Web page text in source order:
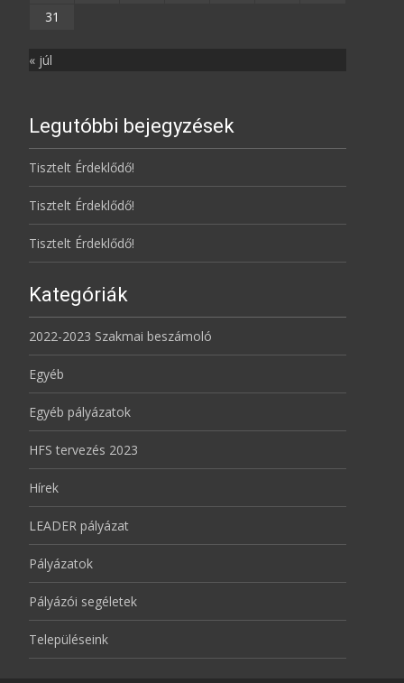
31
« júl
Legutóbbi bejegyzések
Tisztelt Érdeklődő!
Tisztelt Érdeklődő!
Tisztelt Érdeklődő!
Kategóriák
2022-2023 Szakmai beszámoló
Egyéb
Egyéb pályázatok
HFS tervezés 2023
Hírek
LEADER pályázat
Pályázatok
Pályázói segéletek
Településeink